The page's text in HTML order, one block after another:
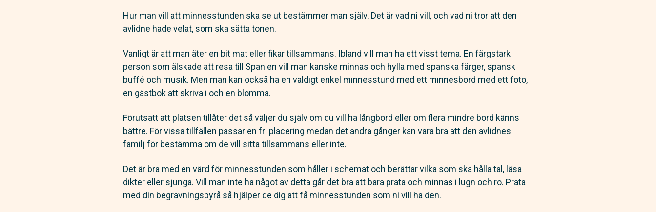
Hur man vill att minnesstunden ska se ut bestämmer man själv. Det är vad ni vill, och vad ni tror att den
avlidne hade velat, som ska sätta tonen.
Vanligt är att man äter en bit mat eller fikar tillsammans. Ibland vill man ha ett visst tema. En färgstark
person som älskade att resa till Spanien vill man kanske minnas och hylla med spanska färger, spansk
buffé och musik. Men man kan också ha en väldigt enkel minnesstund med ett minnesbord med ett foto,
en gästbok att skriva i och en blomma.
Förutsatt att platsen tillåter det så väljer du själv om du vill ha långbord eller om flera mindre bord känns
bättre. För vissa tillfällen passar en fri placering medan det andra gånger kan vara bra att den avlidnes
familj för bestämma om de vill sitta tillsammans eller inte.
Det är bra med en värd för minnesstunden som håller i schemat och berättar vilka som ska hålla tal, läsa
dikter eller sjunga. Vill man inte ha något av detta går det bra att bara prata och minnas i lugn och ro. Prata
med din begravningsbyrå så hjälper de dig att få minnesstunden som ni vill ha den.